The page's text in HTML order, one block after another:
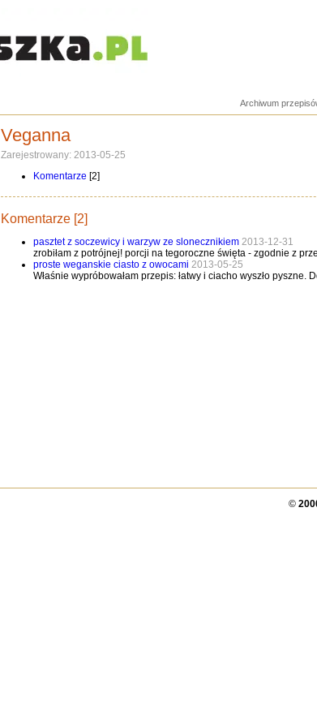
Archiwum
Veganna
Zarejestrowany: 2013-05-25
Komentarze [2]
Komentarze [2]
pasztet z soczewicy i warzyw ze slonecznikiem 2013-12-31
zrobiłam z potrójnej! porcji na tegoroczne święta - zgodnie z
proste weganskie ciasto z owocami 2013-05-25
Właśnie wypróbowałam przepis: łatwy i ciacho wyszło
©